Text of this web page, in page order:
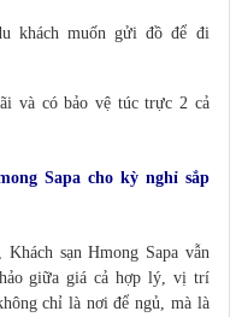
khách muốn gửi đồ để đi
và có bảo vệ túc trực 2 cả
Sapa cho kỳ nghỉ sắp
sạn Hmong Sapa vẫn
giữa giá cả hợp lý, vị trí
chỉ là nơi để ngủ, mà là